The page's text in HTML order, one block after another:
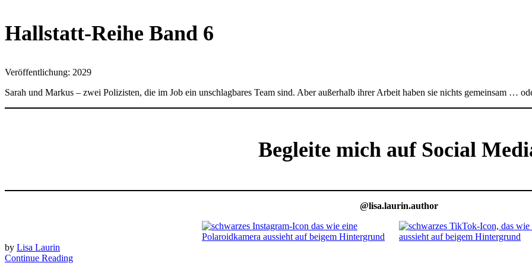
Hallstatt-Reihe Band 6
Veröffentlichung: 2029
Sarah und Markus – zwei Polizisten, die im Job ein unschlagbares Team sind. Aber außerhalb ihrer Arbeit haben sie nichts gemeinsam …
Begleite mich auf Social
@lisa.laurin.author
by Lisa Laurin
Continue Reading